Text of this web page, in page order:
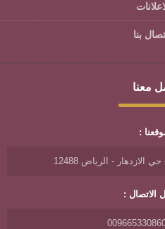
بنا
معنا
:
- الرياض 12488
الاتصال :